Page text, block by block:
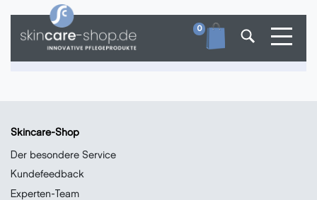
0
Skincare-Shop
Der besondere Service
Kundefeedback
Experten-Team